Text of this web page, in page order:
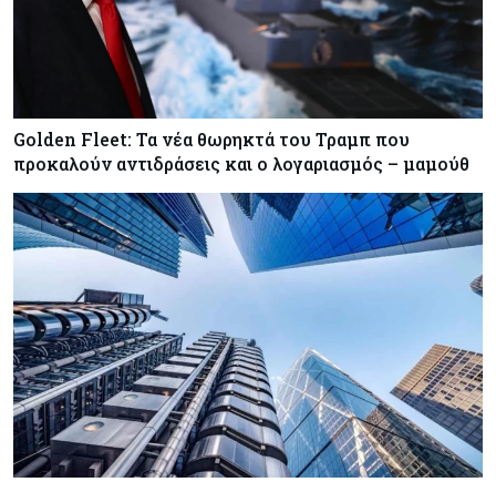
Golden Fleet: Τα νέα θωρηκτά του Τραμπ που
προκαλούν αντιδράσεις και ο λογαριασμός – μαμούθ